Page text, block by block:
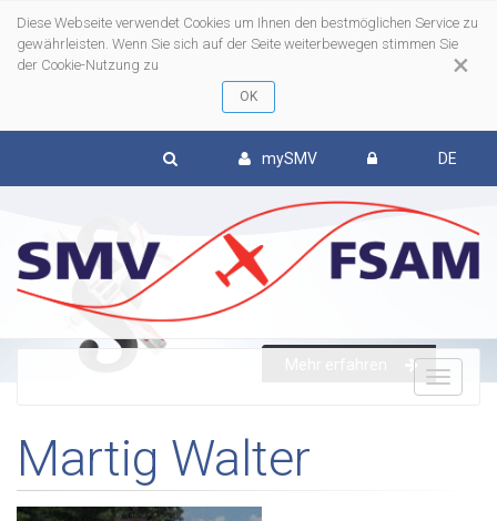
×
Diese Webseite verwendet Cookies um Ihnen den bestmöglichen Service zu
gewährleisten. Wenn Sie sich auf der Seite weiterbewegen stimmen Sie
der Cookie-Nutzung zu
mySMV DE
Martig Walter